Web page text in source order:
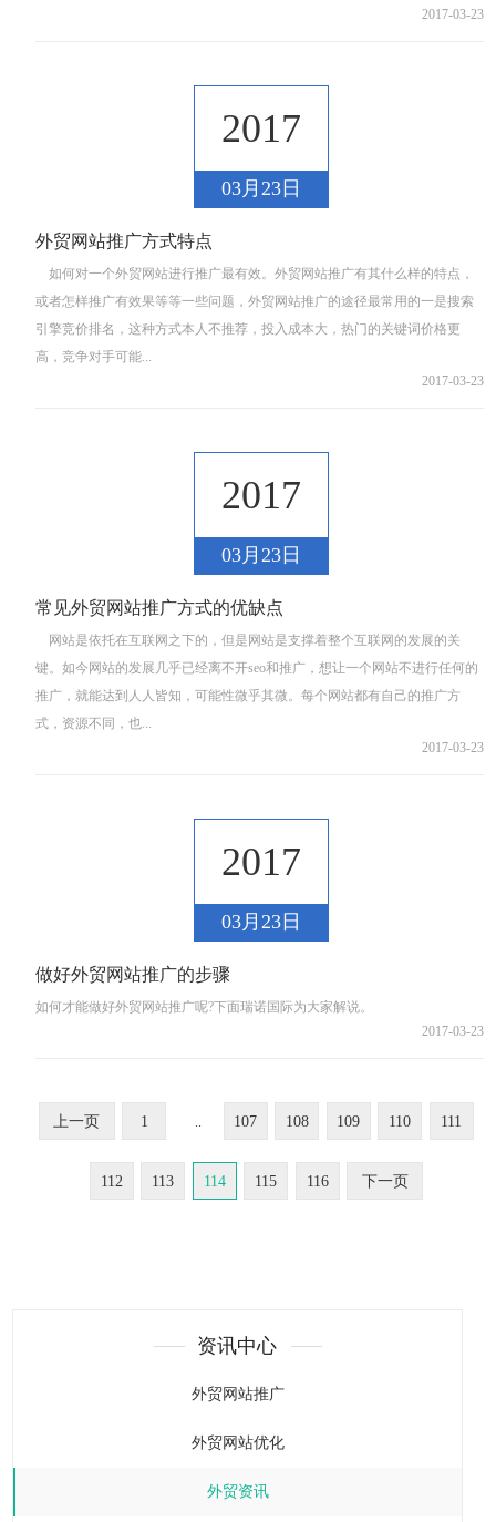
2017-03-23
2017
03月23日
外贸网站推广方式特点
如何对一个外贸网站进行推广最有效。外贸网站推广有其什么样的特点，
或者怎样推广有效果等等一些问题，外贸网站推广的途径最常用的一是搜索
引擎竞价排名，这种方式本人不推荐，投入成本大，热门的关键词价格更
高，竞争对手可能...
2017-03-23
2017
03月23日
常见外贸网站推广方式的优缺点
网站是依托在互联网之下的，但是网站是支撑着整个互联网的发展的关
键。如今网站的发展几乎已经离不开seo和推广，想让一个网站不进行任何的
推广，就能达到人人皆知，可能性微乎其微。每个网站都有自己的推广方
式，资源不同，也...
2017-03-23
2017
03月23日
做好外贸网站推广的步骤
如何才能做好外贸网站推广呢?下面瑞诺国际为大家解说。
2017-03-23
上一页 1 107 108 109 110 111
112 113 114 115 116 下一页
资讯中心
外贸网站推广
外贸网站优化
外贸资讯